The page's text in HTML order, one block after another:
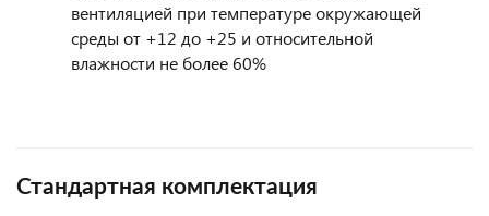
вентиляцией при температуре окружающей
среды от +12 до +25 и относительной
влажности не более 60%
Стандартная комплектация